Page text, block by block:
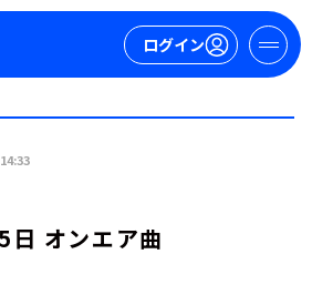
ログイン
14:33
日 オンエア曲